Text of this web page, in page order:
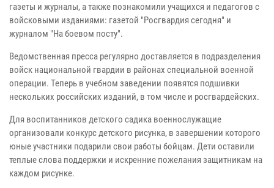
газеты и журналы, а также познакомили учащихся и педагогов с
войсковыми изданиями: газетой "Росгвардия сегодня" и
журналом "На боевом посту".
Ведомственная пресса регулярно доставляется в подразделения
войск национальной гвардии в районах специальной военной
операции. Теперь в учебном заведении появятся подшивки
нескольких российских изданий, в том числе и росгвардейских.
Для воспитанников детского садика военнослужащие
организовали конкурс детского рисунка, в завершении которого
юные участники подарили свои работы бойцам. Дети оставили
теплые слова поддержки и искренние пожелания защитникам на
каждом рисунке.